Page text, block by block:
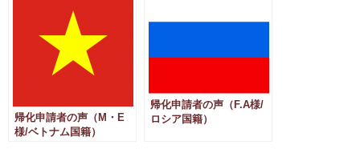
帰化申請者の声（M・E
様/ベトナム国籍）
帰化申請者の声（F.A様/
ロシア国籍）